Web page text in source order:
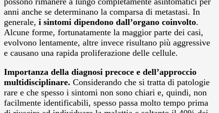
anni anche se determinano la comparsa di metastasi. In
generale, i sintomi dipendono dall’organo coinvolto.
Alcune forme, fortunatamente la maggior parte dei casi,
evolvono lentamente, altre invece risultano più aggressive
e causano una rapida proliferazione delle cellule.
Importanza della diagnosi precoce e dell’approccio
multidisciplinare. Considerando che si tratta di patologie
rare e che spesso i sintomi non sono chiari e, quindi, non
facilmente identificabili, spesso passa molto tempo prima